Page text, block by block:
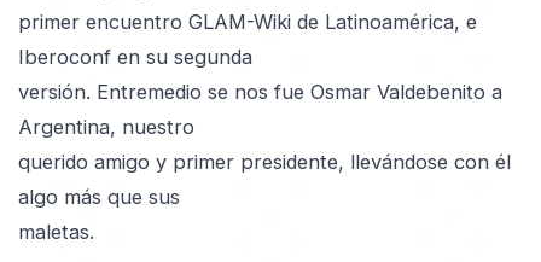
primer encuentro GLAM-Wiki de Latinoamérica, e
Iberoconf en su segunda
versión. Entremedio se nos fue Osmar Valdebenito a
Argentina, nuestro
querido amigo y primer presidente, llevándose con él
algo más que sus
maletas.